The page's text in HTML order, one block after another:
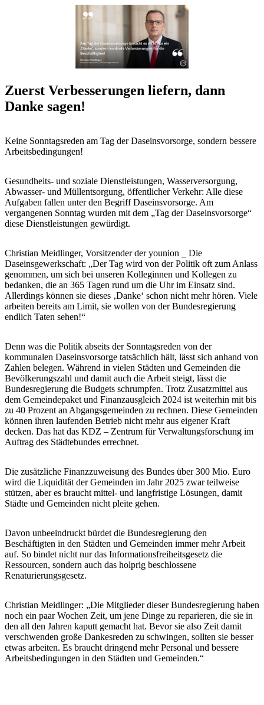
Zuerst Verbesserungen liefern, dann
Danke sagen!
Keine Sonntagsreden am Tag der Daseinsvorsorge, sondern bessere
Arbeitsbedingungen!
Gesundheits- und soziale Dienstleistungen, Wasserversorgung,
Abwasser- und Müllentsorgung, öffentlicher Verkehr: Alle diese
Aufgaben fallen unter den Begriff Daseinsvorsorge. Am
vergangenen Sonntag wurden mit dem „Tag der Daseinsvorsorge“
diese Dienstleistungen gewürdigt.
Christian Meidlinger, Vorsitzender der younion _ Die
Daseinsgewerkschaft: „Der Tag wird von der Politik oft zum Anlass
genommen, um sich bei unseren Kolleginnen und Kollegen zu
bedanken, die an 365 Tagen rund um die Uhr im Einsatz sind.
Allerdings können sie dieses ‚Danke‘ schon nicht mehr hören. Viele
arbeiten bereits am Limit, sie wollen von der Bundesregierung
endlich Taten sehen!“
Denn was die Politik abseits der Sonntagsreden von der
kommunalen Daseinsvorsorge tatsächlich hält, lässt sich anhand von
Zahlen belegen. Während in vielen Städten und Gemeinden die
Bevölkerungszahl und damit auch die Arbeit steigt, lässt die
Bundesregierung die Budgets schrumpfen. Trotz Zusatzmittel aus
dem Gemeindepaket und Finanzausgleich 2024 ist weiterhin mit bis
zu 40 Prozent an Abgangsgemeinden zu rechnen. Diese Gemeinden
können ihren laufenden Betrieb nicht mehr aus eigener Kraft
decken. Das hat das KDZ – Zentrum für Verwaltungsforschung im
Auftrag des Städtebundes errechnet.
Die zusätzliche Finanzzuweisung des Bundes über 300 Mio. Euro
wird die Liquidität der Gemeinden im Jahr 2025 zwar teilweise
stützen, aber es braucht mittel- und langfristige Lösungen, damit
Städte und Gemeinden nicht pleite gehen.
Davon unbeeindruckt bürdet die Bundesregierung den
Beschäftigten in den Städten und Gemeinden immer mehr Arbeit
auf. So bindet nicht nur das Informationsfreiheitsgesetz die
Ressourcen, sondern auch das holprig beschlossene
Renaturierungsgesetz.
Christian Meidlinger: „Die Mitglieder dieser Bundesregierung haben
noch ein paar Wochen Zeit, um jene Dinge zu reparieren, die sie in
den all den Jahren kaputt gemacht hat. Bevor sie also Zeit damit
verschwenden große Dankesreden zu schwingen, sollten sie besser
etwas arbeiten. Es braucht dringend mehr Personal und bessere
Arbeitsbedingungen in den Städten und Gemeinden.“